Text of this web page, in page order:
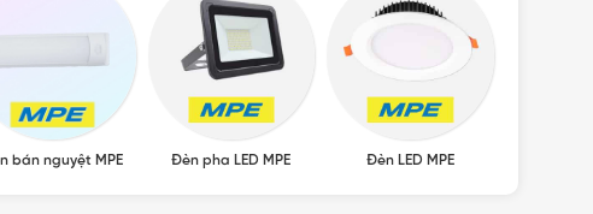
bán nguyệt MPE Đèn pha LED MPE Đèn LED MPE